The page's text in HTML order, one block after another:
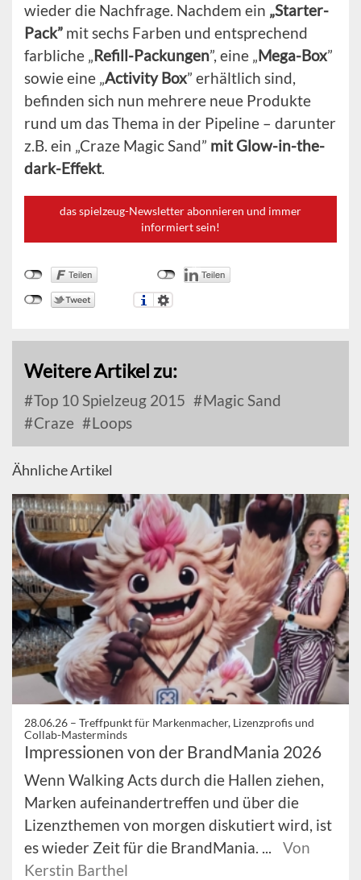
wieder die Nachfrage. Nachdem ein „Starter-
Pack” mit sechs Farben und entsprechend
farbliche „ Refill-Packungen”, eine „ Mega-Box”
sowie eine „Activity Box” erhältlich sind,
befinden sich nun mehrere neue Produkte
rund um das Thema in der Pipeline – darunter
z.B. ein „Craze Magic Sand” mit Glow-in-the-
dark-Effekt.
das spielzeug-Newsletter abonnieren und immer
informiert sein!
Weitere Artikel zu:
Top 10 Spielzeug 2015
Magic Sand
Craze
Loops
Ähnliche Artikel
28.06.26 – Treffpunkt für Markenmacher, Lizenzprofis und
Collab-Masterminds
Impressionen von der BrandMania 2026
Wenn Walking Acts durch die Hallen ziehen,
Marken aufeinandertreffen und über die
Lizenzthemen von morgen diskutiert wird, ist
es wieder Zeit für die BrandMania. ...
Von
Kerstin Barthel